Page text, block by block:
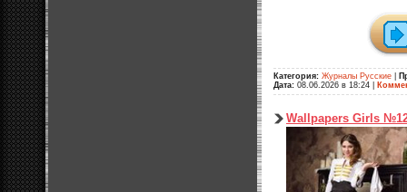
Категория: Журналы Русские
Дата: 08.06.2026 в 18:24
Wallpapers Girls